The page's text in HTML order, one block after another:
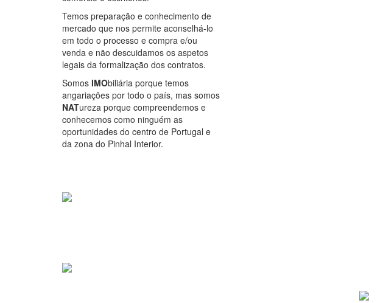
Temos preparação e conhecimento de
mercado que nos permite aconselhá-lo
em todo o processo e compra e/ou
venda e não descuidamos os aspetos
legais da formalização dos contratos.
Somos IMObiliária porque temos
angariações por todo o país, mas somos
NATureza porque compreendemos e
conhecemos como ninguém as
oportunidades do centro de Portugal e
da zona do Pinhal Interior.